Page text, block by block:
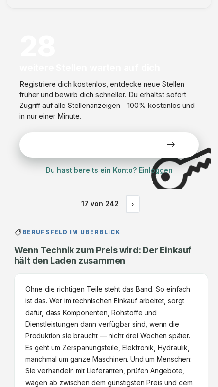
Registriere dich kostenlos, entdecke neue Stellen
früher und bewirb dich schneller. Du erhältst sofort
Zugriff auf alle Stellenanzeigen – 100% kostenlos und
in nur einer Minute.
Du hast bereits ein Konto? Einloggen
17 von 242 ›
BERUFSFELD IM ÜBERBLICK
Wenn Technik zum Preis wird: Der Einkauf
hält den Laden zusammen
Ohne die richtigen Teile steht das Band. So einfach
ist das. Wer im technischen Einkauf arbeitet, sorgt
dafür, dass Komponenten, Rohstoffe und
Dienstleistungen dann verfügbar sind, wenn die
Produktion sie braucht — nicht drei Wochen später.
Es geht um Zerspanungsteile, Elektronik, Hydraulik,
manchmal um ganze Maschinen. Und um Menschen:
Sie verhandeln mit Lieferanten, prüfen Angebote,
wägen ab zwischen dem günstigsten Preis und dem